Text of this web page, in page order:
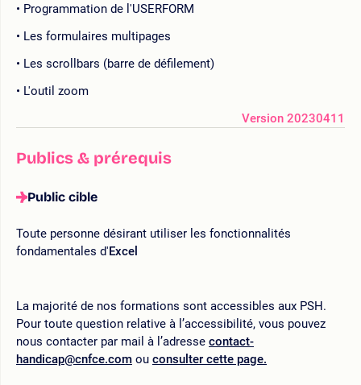
Programmation de l'USERFORM
Les formulaires multipages
Les scrollbars (barre de défilement)
L'outil zoom
Version 20230411
Publics & prérequis
Public cible
Toute personne désirant utiliser les fonctionnalités
fondamentales d'Excel
La majorité de nos formations sont accessibles aux PSH.
Pour toute question relative à l’accessibilité, vous pouvez
nous contacter par mail à l’adresse contact-
handicap@cnfce.com ou consulter cette page.